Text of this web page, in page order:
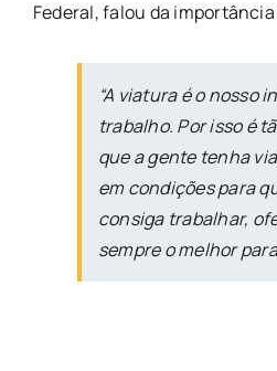
Federal, falou da
“A viatura é o nosso
trabalho. Por isso é
que a gente tenha
em condições para
consiga trabalhar,
sempre o melhor